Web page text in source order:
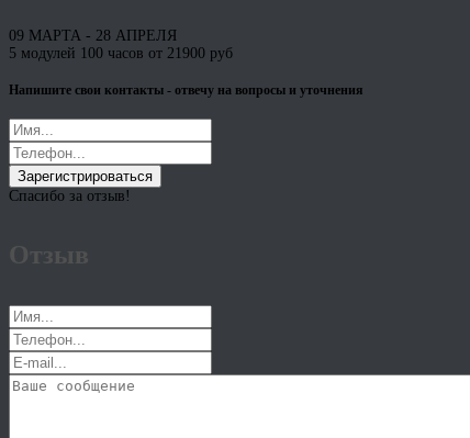
09 МАРТА - 28 АПРЕЛЯ
5 модулей 100 часов от 21900 руб
Напишите свои контакты - отвечу на вопросы и уточнения
Зарегистрироваться
Спасибо за отзыв!
Отзыв